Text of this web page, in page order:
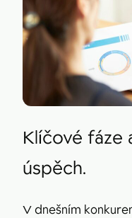
Klíčové fáze
úspěch.
V dnešním